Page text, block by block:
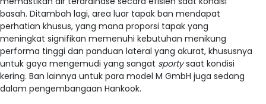
basah. Ditambah lagi, area luar tapak ban mendapat
perhatian khusus, yang mana proporsi tapak yang
meningkat signifikan memenuhi kebutuhan menikung
performa tinggi dan panduan lateral yang akurat, khususnya
untuk gaya mengemudi yang sangat sportysaat kondisi
kering. Ban lainnya untuk para model M GmbH juga sedang
dalam pengembangaan Hankook.